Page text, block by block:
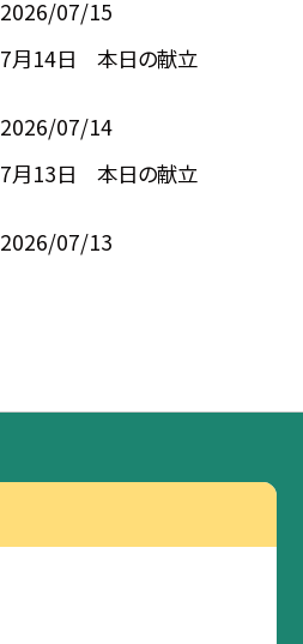
2026/07/15
7月14日 本日の献立
2026/07/14
7月13日 本日の献立
2026/07/13